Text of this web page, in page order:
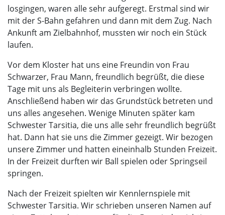
losgingen, waren alle sehr aufgeregt. Erstmal sind wir
mit der S-Bahn gefahren und dann mit dem Zug. Nach
Ankunft am Zielbahnhof, mussten wir noch ein Stück
laufen.
Vor dem Kloster hat uns eine Freundin von Frau
Schwarzer, Frau Mann, freundlich begrüßt, die diese
Tage mit uns als Begleiterin verbringen wollte.
Anschließend haben wir das Grundstück betreten und
uns alles angesehen. Wenige Minuten später kam
Schwester Tarsitia, die uns alle sehr freundlich begrüßt
hat. Dann hat sie uns die Zimmer gezeigt. Wir bezogen
unsere Zimmer und hatten eineinhalb Stunden Freizeit.
In der Freizeit durften wir Ball spielen oder Springseil
springen.
Nach der Freizeit spielten wir Kennlernspiele mit
Schwester Tarsitia. Wir schrieben unseren Namen auf